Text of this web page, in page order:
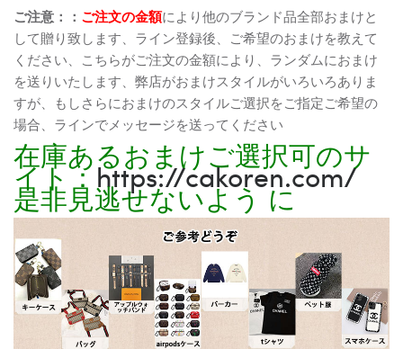
ご注意：： ご注文の金額により他のブランド品全部おまけと
して贈り致します、ライン登録後、ご希望のおまけを教えて
ください、こちらがご注文の金額により、ランダムにおまけ
を送りいたします、弊店がおまけスタイルがいろいろありま
すが、もしさらにおまけのスタイルご選択をご指定ご希望の
場合、ラインでメッセージを送ってください
在庫あるおまけご選択可のサ
イト：https://cakoren.com/
是非見逃せないよう に